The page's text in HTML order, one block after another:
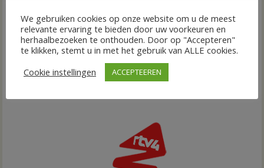
We gebruiken cookies op onze website om u de meest
relevante ervaring te bieden door uw voorkeuren en
herhaalbezoeken te onthouden. Door op "Accepteren"
te klikken, stemt u in met het gebruik van ALLE cookies.
Cookie instellingen
ACCEPTEEREN